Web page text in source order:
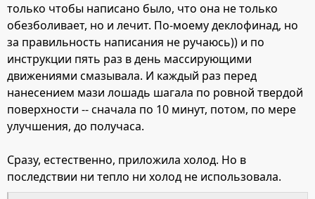
только чтобы написано было, что она не только
обезболивает, но и лечит. По-моему деклофинад, но
за правильность написания не ручаюсь)) и по
инструкции пять раз в день массирующими
движениями смазывала. И каждый раз перед
нанесением мази лошадь шагала по ровной твердой
поверхности -- сначала по 10 минут, потом, по мере
улучшения, до получаса.
Сразу, естественно, приложила холод. Но в
последствии ни тепло ни холод не использовала.